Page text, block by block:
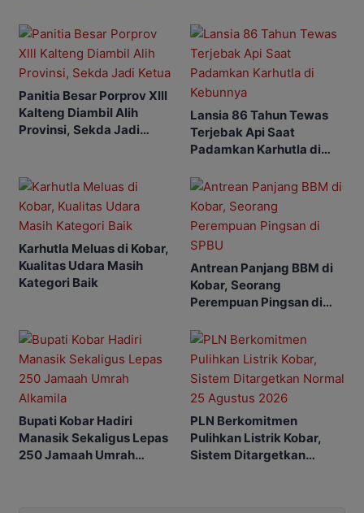
Panitia Besar Porprov Xlll
Kalteng Diambil Alih
Provinsi, Sekda Jadi
Lansia 86 Tahun Tewas
Terjebak Api Saat
Padamkan Karhutla di
Karhutla Meluas di Kobar,
Kualitas Udara Masih
Kategori Baik
Antrean Panjang BBM di
Kobar, Seorang
Perempuan Pingsan di
Bupati Kobar Hadiri
Manasik Sekaligus Lepas
250 Jamaah Umrah
PLN Berkomitmen
Pulihkan Listrik Kobar,
Sistem Ditargetkan